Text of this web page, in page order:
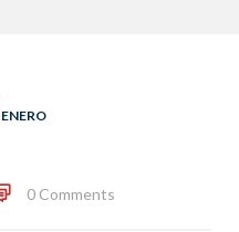
ENERO
0 Comments